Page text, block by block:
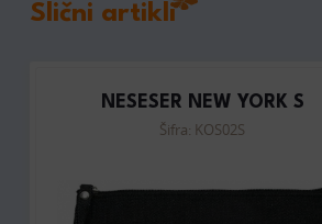
Slični artikli
NESESER NEW YORK S
Šifra: KOS02S